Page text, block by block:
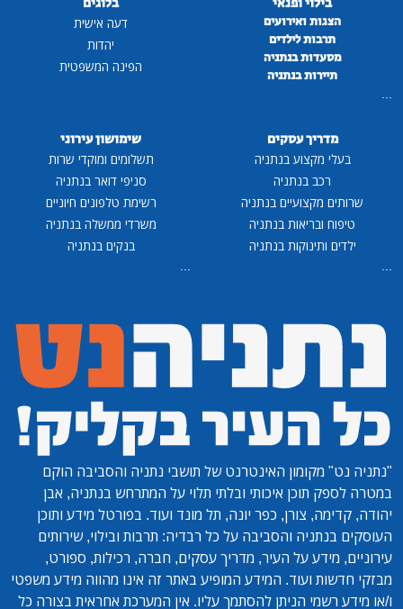
הצגות ואירועים
תרבות לילדים
מסעדות בנתניה
תיירות בנתניה
...
דעה אישית
יהדות
הפינה המשפטית
מדריך עסקים
בעלי מקצוע בנתניה
רכב בנתניה
שרותים מקצועיים בנתניה
טיפוח ובריאות בנתניה
ילדים ותינוקות בנתניה
...
שימושון עירוני
תשלומים ומוקדי שרות
סניפי דואר בנתניה
רשימת טלפונים חיוניים
משרדי ממשלה בנתניה
בנקים בנתניה
...
"נתניה נט" מקומון האינטרנט של תושבי נתניה והסביבה הוקם
במטרה לספק תוכן איכותי ובלתי תלוי על המתרחש בנתניה, אבן
יהודה, קדימה, צורן, כפר יונה, תל מונד ועוד. בפורטל מידע ותוכן
העוסקים בנתניה והסביבה על כל רבדיה: תרבות ובילוי, שירותים
עירוניים, מידע על העיר, מדריך עסקים, חברה, רכילות, ספורט,
מבזקי חדשות ועוד. המידע המופיע באתר זה אינו מהווה מידע משפטי
ו/או מידע רשמי הניתן להסתמך עליו. אין המערכת אחראית בצורה כל